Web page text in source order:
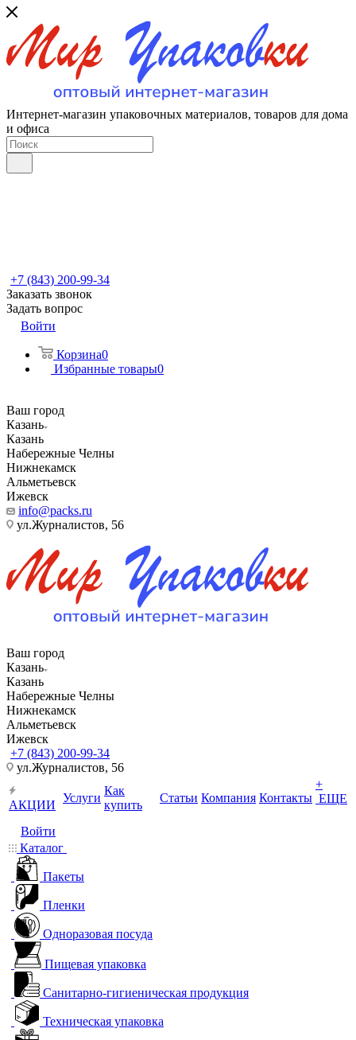
Интернет-магазин упаковочных материалов, товаров для дома
и офиса
+7 (843) 200-99-34
Заказать звонок
Задать вопрос
Войти
Корзина0
Избранные товары0
Ваш город
Казань
Казань
Набережные Челны
Нижнекамск
Альметьевск
Ижевск
info@packs.ru
ул.Журналистов, 56
Ваш город
Казань
Казань
Набережные Челны
Нижнекамск
Альметьевск
Ижевск
+7 (843) 200-99-34
ул.Журналистов, 56
АКЦИИ
Услуги
Как
купить
Статьи Компания Контакты
+
ЕЩЕ
Войти
Каталог
Пакеты
Пленки
Одноразовая посуда
Пищевая упаковка
Санитарно-гигиеническая продукция
Техническая упаковка